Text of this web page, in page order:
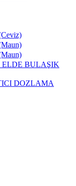
ELDE BULAŞIK
DOZLAMA